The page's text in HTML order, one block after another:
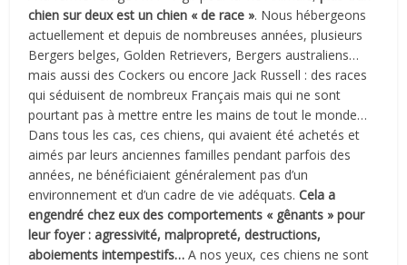
chien sur deux est un chien « de race ». Nous hébergeons
actuellement et depuis de nombreuses années, plusieurs
Bergers belges, Golden Retrievers, Bergers australiens…
mais aussi des Cockers ou encore Jack Russell : des races
qui séduisent de nombreux Français mais qui ne sont
pourtant pas à mettre entre les mains de tout le monde…
Dans tous les cas, ces chiens, qui avaient été achetés et
aimés par leurs anciennes familles pendant parfois des
années, ne bénéficiaient généralement pas d’un
environnement et d’un cadre de vie adéquats.Cela a
engendré chez eux des comportements « gênants » pour
leur foyer : agressivité, malpropreté, destructions,
aboiements intempestifs…A nos yeux, ces chiens ne sont